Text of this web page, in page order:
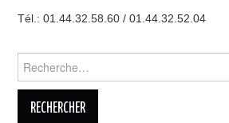
Tél.: 01.44.32.58.60 / 01.44.32.52.04